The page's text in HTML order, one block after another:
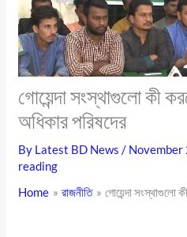
গোয়েন্দা সংস্থাগুলো কী
অধিকার পরিষদের
By Latest BD News/
reading
Home
রাজনীতি গোয়েন্দা সংস্থাগুলো